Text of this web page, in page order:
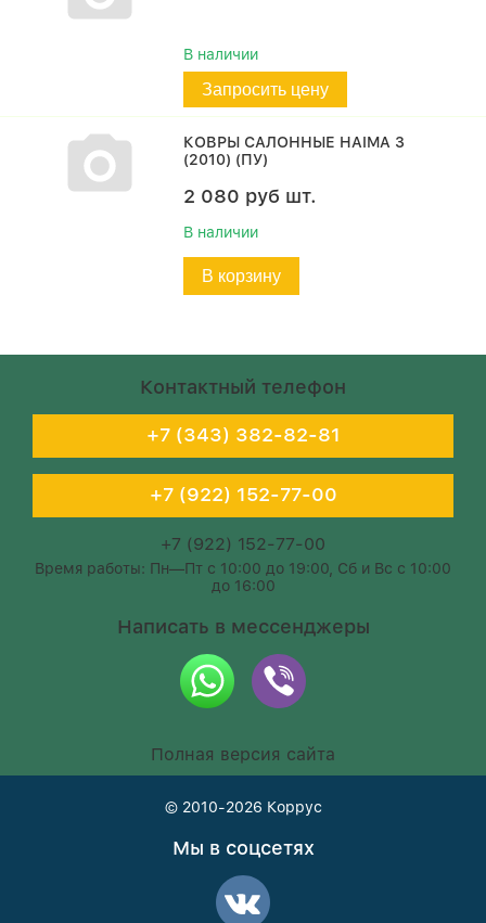
В наличии
Запросить цену
КОВРЫ САЛОННЫЕ HAIMA 3
(2010) (ПУ)
2 080 руб шт.
В наличии
В корзину
Контактный телефон
+7 (343) 382-82-81
+7 (922) 152-77-00
+7 (922) 152-77-00
Время работы: Пн—Пт с 10:00 до 19:00, Сб и Вс с 10:00
до 16:00
Написать в мессенджеры
Полная версия сайта
© 2010-2026 Коррус
Мы в соцсетях